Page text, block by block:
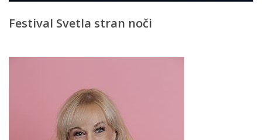
Festival Svetla stran noči